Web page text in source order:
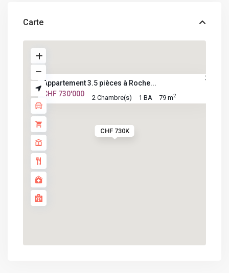
Carte
CHF 730K
Appartement 3.5 pièces à Roche...
CHF 730'000
2 Chambre(s) 1 BA 79 m2